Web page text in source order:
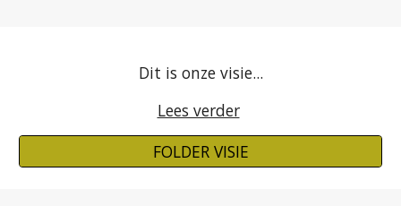
Dit is onze visie...
Lees verder
FOLDER VISIE